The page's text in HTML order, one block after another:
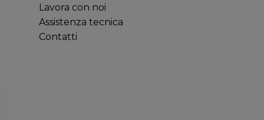
Lavora con noi
Assistenza tecnica
Contatti